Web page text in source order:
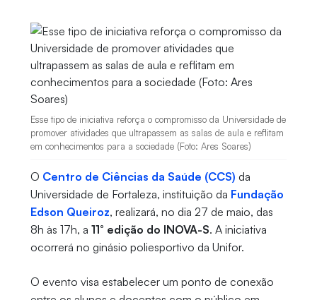
Esse tipo de iniciativa reforça o compromisso da Universidade de
promover atividades que ultrapassem as salas de aula e reflitam
em conhecimentos para a sociedade (Foto: Ares Soares)
O Centro de Ciências da Saúde (CCS) da
Universidade de Fortaleza, instituição da Fundação
Edson Queiroz, realizará, no dia 27 de maio, das
8h às 17h, a 11° edição do INOVA-S. A iniciativa
ocorrerá no ginásio poliesportivo da Unifor.
O evento visa estabelecer um ponto de conexão